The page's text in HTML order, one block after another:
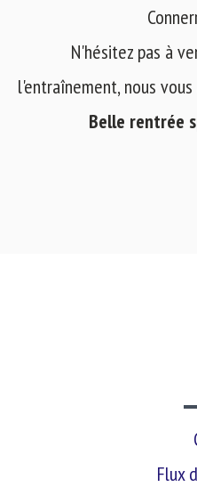
N'hésitez pas à
l'entraînement, nous
Belle rentrée
Flux